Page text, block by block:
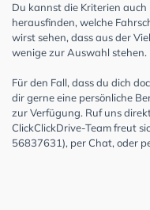
Du kannst die Kriterien
herausfinden, welche
wirst sehen, dass aus der
wenige zur Auswahl stehen.
Für den Fall, dass du dich
dir gerne eine persönliche
zur Verfügung. Ruf uns
ClickClickDrive-Team freut
56837631), per Chat, oder